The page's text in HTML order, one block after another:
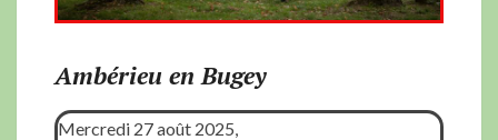
Ambérieu en Bugey
Mercredi 27 août 2025,